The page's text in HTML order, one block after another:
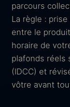
parcours
La règle :
entre le
horaire de
plafonds réels
(IDCC) et
vôtre avant